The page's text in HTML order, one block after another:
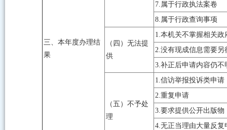
三、本年度办理结
果
7.属于行政执法案卷
8.属于行政查询事项
（四）无法提
供
1.本机关不掌握相关政
2.没有现成信息需要另
3.补正后申请内容仍不
（五）不予处
理
1.信访举报投诉类申请
2.重复申请
3.要求提供公开出版物
4.无正当理由大量反复